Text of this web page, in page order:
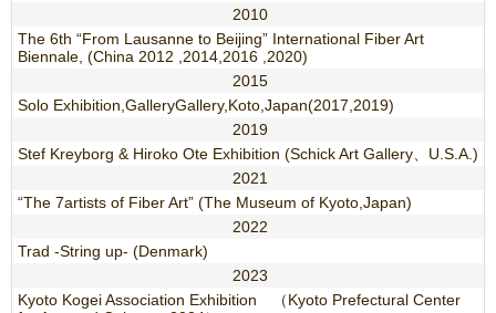
2010
The 6th “From Lausanne to Beijing” International Fiber Art
Biennale, (China 2012 ,2014,2016 ,2020)
2015
Solo Exhibition,GalleryGallery,Koto,Japan(2017,2019)
2019
Stef Kreyborg & Hiroko Ote Exhibition (Schick Art Gallery、U.S.A.)
2021
“The 7artists of Fiber Art” (The Museum of Kyoto,Japan)
2022
Trad -String up- (Denmark)
2023
Kyoto Kogei Association Exhibition （Kyoto Prefectural Center